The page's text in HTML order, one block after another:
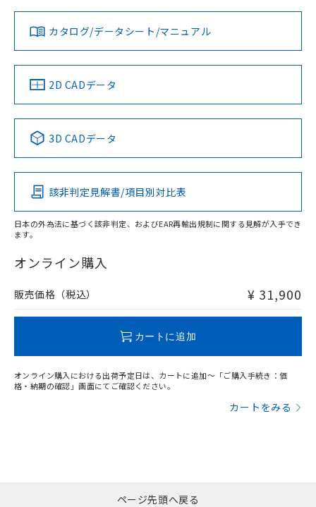
カタログ/データシート/マニュアル
2D CADデータ
3D CADデータ
該非判定見解書/項目別対比表
日本の外為法に基づく該非判定、およびEAR再輸出規制に関する見解が入手でき
ます。
オンライン購入
販売価格（税込） ¥ 31,900
カートに追加
オンライン購入における出荷予定日は、カートに追加～「ご購入手続き：価
格・納期の確認」画面にてご確認ください。
カートをみる
事前の承諾なく第三者に漏洩または開
示しないようお願いします。
あります。
お客様が当ウェブサイト上で当社にご
登録された部品リストについて、当社
および当社の共同利用者が、当社の製
※当社の共同利用者とは、
の共同利用に関して"
の「1.共同利
用者の範囲」に記載されている法人を
※2 対応予定月
部品在庫の切り替え状況などにより、予定
月が前後することがあります。
下記の非含有証明書をダウンロードするこ
とができます。
EU RoHS指令（10物質）の非含有証明書
51物質の非含有証明書（当社基準）
※本証明書は発行日時点で非含有を証明す
るもので、過去に遡って非含有を証明する
また、RoHS指令のフタル酸エステル類４
荷製品に未対応品が混在することから備考
欄に対応日を記載しておりました。
既に当社にて対応品への在庫切替を完了
していることから、特段のことがない限
「ｅ」：有害物質（10物質）のすべてが基
準値以下であることを示します。
「10」：通常の使用状況下において有害物
質が外部に漏えいし、環境に深刻な影響を
及ぼさない年数を意味します。
「－」：未確認です。当社販売部門へお問
場合は、上記1、2および3の内容を当
該第三者に通知します。また当社は、
販売先および販売に係わる関係者が違
法に輸出するおそれがある場合は、取
り引きをいたしません。
合意する キャンセル
認ください)
空
白
受注生産機種、また在庫状況の
情報を公開していない機種
ページ先頭へ戻る